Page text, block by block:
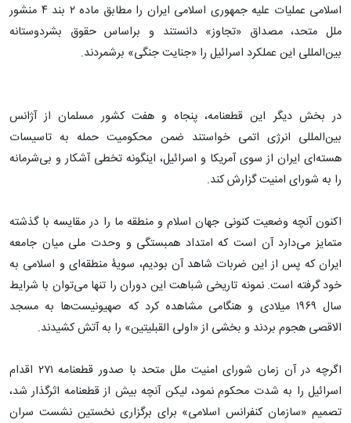
اسلامی عملیات علیه جمهوری اسلامی ایران را مطابق ماده ۲ بند ۴ منشور
ملل متحد، مصداق «تجاوز» دانستند و براساس حقوق بشردوستانه
بین‌المللی این عملکرد اسرائیل را «جنایت جنگی» برشمردند.
در بخش دیگر این قطعنامه، پنجاه و هفت کشور مسلمان از آژانس
بین‌المللی انرژی اتمی خواستند ضمن محکومیت حمله به تاسیسات
هسته‌ای ایران از سوی آمریکا و اسرائیل، اینگونه تخطی آشکار و بی‌شرمانه
را به شورای امنیت گزارش کند.
اکنون آنچه وضعیت کنونی جهان اسلام و منطقه ما را در مقایسه با گذشته
متمایز می‌دارد آن است که امتداد همبستگی و وحدت ملی میان جامعه
ایران که پس از این ضربات شاهد آن بودیم، سویۀ منطقه‌ای و اسلامی به
خود گرفته است. نمونه تاریخی شباهت این دوران را تنها می‌توان با شرایط
سال ۱۹۶۹ میلادی و هنگامی مشاهده کرد که صهیونیست‌ها به مسجد
الاقصی هجوم بردند و بخشی از «اولی القبلیتین» را به آتش کشیدند.
اگرچه در آن زمان شورای امنیت ملل متحد با صدور قطعنامه ۲۷۱ اقدام
اسرائیل را به شدت محکوم نمود، لیکن آنچه بیش از قطعنامه اثرگذار شد،
تصمیم «سازمان کنفرانس اسلامی» برای برگزاری نخستین نشست سران